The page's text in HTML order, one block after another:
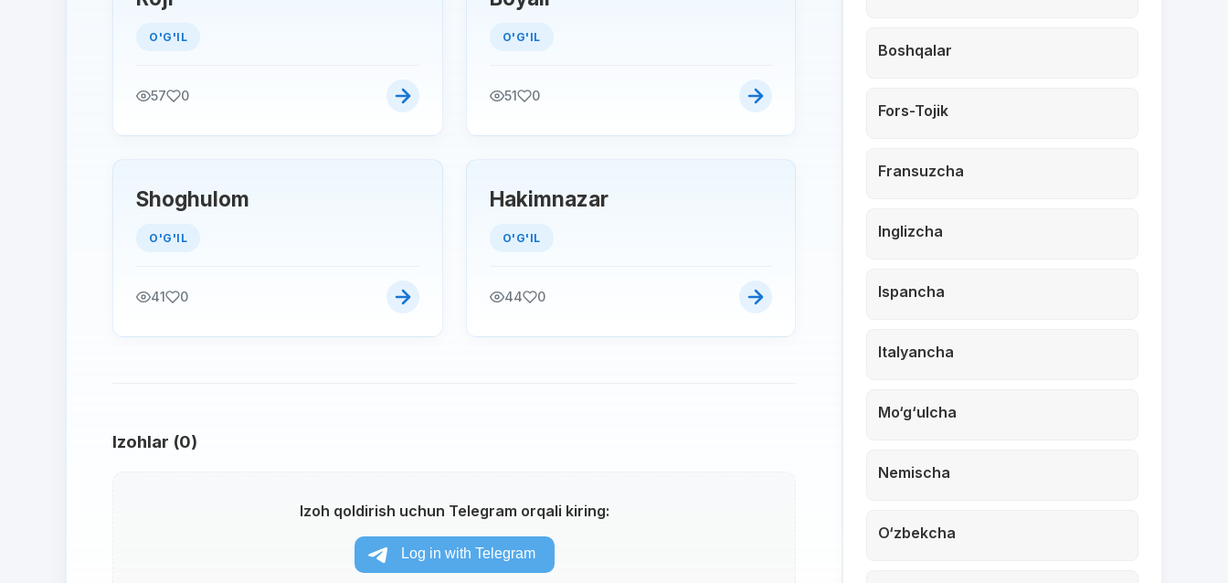
O'G'IL
57 0
O'G'IL
51 0
Shoghulom
O'G'IL
41 0
Hakimnazar
O'G'IL
44 0
Izohlar (0)
Izoh qoldirish uchun Telegram orqali kiring:
Boshqalar
Fors-Tojik
Fransuzcha
Inglizcha
Ispancha
Italyancha
Mo‘g‘ulcha
Nemischa
O‘zbekcha